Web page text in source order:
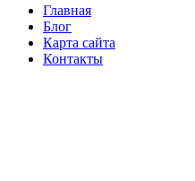
Главная
Блог
Карта сайта
Контакты